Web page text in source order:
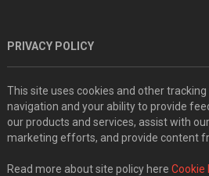
PRIVACY POLICY
This site uses cookies and other
navigation and your ability to provide
our products and services, assist with
marketing efforts, and provide content
Read more about site policy here Cookie